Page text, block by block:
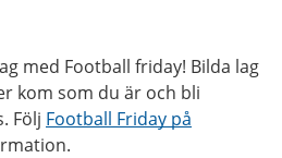
med Football friday! Bilda lag
kom som du är och bli
Följ Football Friday på